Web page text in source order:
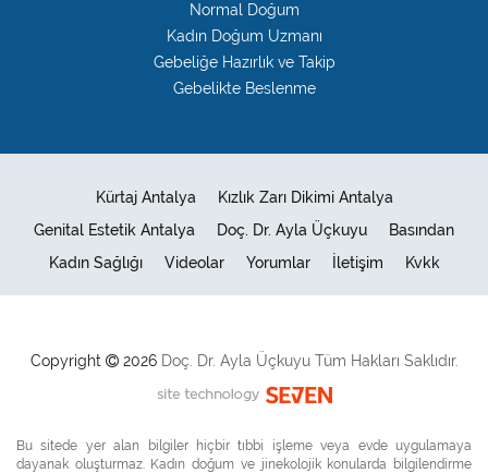
Normal Doğum
Kadın Doğum Uzmanı
Gebeliğe Hazırlık ve Takip
Gebelikte Beslenme
Kürtaj Antalya
Kızlık Zarı Dikimi Antalya
Genital Estetik Antalya
Doç. Dr. Ayla Üçkuyu
Basından
Kadın Sağlığı
Videolar Yorumlar İletişim Kvkk
Copyright 2026Doç. Dr. Ayla Üçkuyu Tüm Hakları Saklıdır.
Bu sitede yer alan bilgiler hiçbir tıbbi işleme veya evde uygulamaya
dayanak oluşturmaz. Kadın doğum ve jinekolojik konularda bilgilendirme